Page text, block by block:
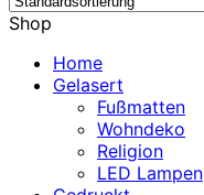
Shop
Home
Gelasert
Fußmatten
Wohndeko
Religion
LED Lampen